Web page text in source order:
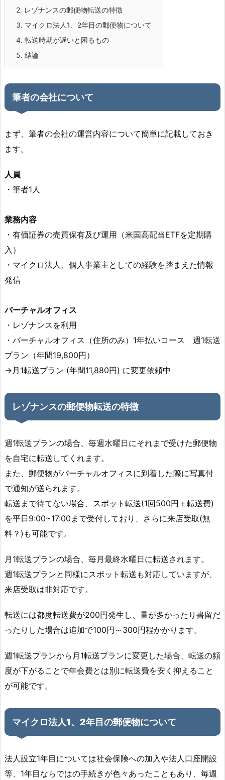
2. レゾナンスの郵便物転送の特徴
3. マイクロ法人1、2年目の郵便物について
4. 転送時期が遅いと困るもの
5. 結論
筆者の会社について
まず、筆者の会社の運営内容について簡単に記載しておき
ます。
人員
・筆者1人
業務内容
・有価証券の売買保有及び運用（米国高配当ETFを定期購
入）
・マイクロ法人、個人事業主としての経験を踏まえた情報
発信
バーチャルオフィス
・レゾナンスを利用
・バーチャルオフィス（住所のみ）1年払いコース 週1転送
プラン（年間19,800円）
→月1転送プラン (年間11,880円) に変更依頼中
レゾナンスの郵便物転送の特徴
週1転送プランの場合、毎週水曜日にそれまで受けた郵便物
を自宅に転送してくれます。
また、郵便物がバーチャルオフィスに到着した際に写真付
で通知が送られます。
転送まで待てない場合、スポット転送(1回500円＋転送費)
を平日9:00~17:00まで受付しており、さらに来店受取(無
料？)も可能です。
月1転送プランの場合、毎月最終水曜日に転送されます。
週1転送プランと同様にスポット転送も対応していますが、
来店受取は非対応です。
転送には都度転送費が200円発生し、量が多かったり書留だ
ったりした場合は追加で100円～300円程かかります。
週1転送プランから月1転送プランに変更した場合、転送の頻
度が下がることで年会費とは別に転送費を安く抑えること
が可能です。
マイクロ法人1、2年目の郵便物について
法人設立1年目については社会保険への加入や法人口座開設
等、1年目ならではの手続きが色々あったこともあり、毎週